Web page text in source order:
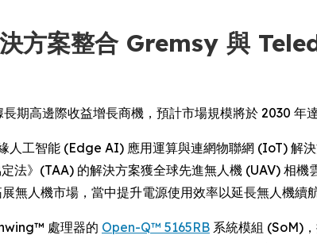
方案整合 Gremsy 與
期高邊際收益增長商機，預計市場規模將於 2030 年
工智能 (Edge AI) 應用運算與連網物聯網 (IoT) 解
法》(TAA) 的解決方案獲全球先進無人機 (UAV) 相
無人機市場，當中提升電源使用效率以延長無人機續
處理器的 Open-Q™ 5165RB 系統模組 (SoM)